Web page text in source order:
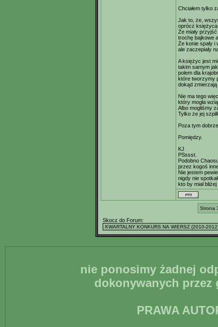
Chciałem tylko
Jak to, że,
oprócz księżyca
Że miały
trochę bajkowe
Że konie spały i
ale zaczepiały
A księżyc jest
takim samym jak
polem dla
które tworzymy
dokąd zmierzają
Nie ma tego
który mogła
Albo mogliśmy
Tylko że jej
Poza tym
Pomiędzy.
KJ
PSssst.
Podobno
przez kogoś
Nie jestem
nigdy nie
kto by miał
Strona
Skocz do Forum:
nie ponosimy żadnej
dokonywanych
PRAWA